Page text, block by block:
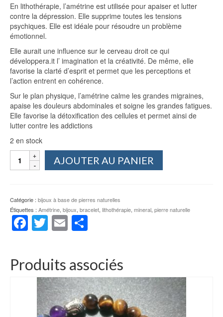
En lithothérapie, l’amétrine est utilisée pour apaiser et lutter
contre la dépression. Elle supprime toutes les tensions
psychiques. Elle est idéale pour résoudre un problème
émotionnel.
Elle aurait une influence sur le cerveau droit ce qui
développera.it l’ imagination et la créativité. De même, elle
favorise la clarté d’esprit et permet que les perceptions et
l’action entrent en cohérence.
Sur le plan physique, l’amétrine calme les grandes migraines,
apaise les douleurs abdominales et soigne les grandes fatigues.
Elle favorise la détoxification des cellules et permet ainsi de
lutter contre les addictions
2 en stock
quantité
de
6
mm
AJOUTER AU PANIER
Catégorie : bijoux à base de pierres naturelles
Étiquettes : Amétrine, bijoux, bracelet, lithothérapie, mineral, pierre naturelle
Facebook
Twitter
Email
Produits associés